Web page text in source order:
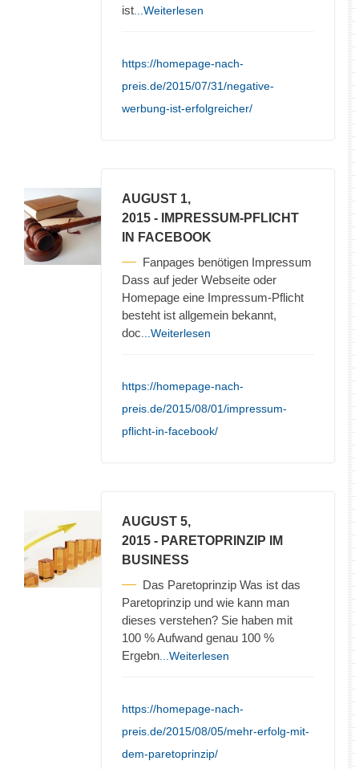
ist ...Weiterlesen
https://homepage-nach-
preis.de/2015/07/31/negative-
werbung-ist-erfolgreicher/
AUGUST 1,
2015 - IMPRESSUM-PFLICHT
IN FACEBOOK
Fanpages benötigen Impressum
Dass auf jeder Webseite oder
Homepage eine Impressum-Pflicht
besteht ist allgemein bekannt,
doc ...Weiterlesen
https://homepage-nach-
preis.de/2015/08/01/impressum-
pflicht-in-facebook/
AUGUST 5,
2015 - PARETOPRINZIP IM
BUSINESS
Das Paretoprinzip Was ist das
Paretoprinzip und wie kann man
dieses verstehen? Sie haben mit
100 % Aufwand genau 100 %
Ergebn ...Weiterlesen
https://homepage-nach-
preis.de/2015/08/05/mehr-erfolg-mit-
dem-paretoprinzip/